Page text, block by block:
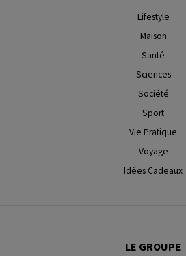
Lifestyle
Maison
Santé
Sciences
Société
Sport
Vie Pratique
Voyage
Idées Cadeaux
LE GROUPE